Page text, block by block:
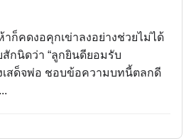
าก็คดงอคุกเข่าลงอย่างช่วยไม่ได้
สักนิดว่า “ลูกยินดียอมรับ
สด็จพ่อ ชอบข้อความบทนี้ตลกดี